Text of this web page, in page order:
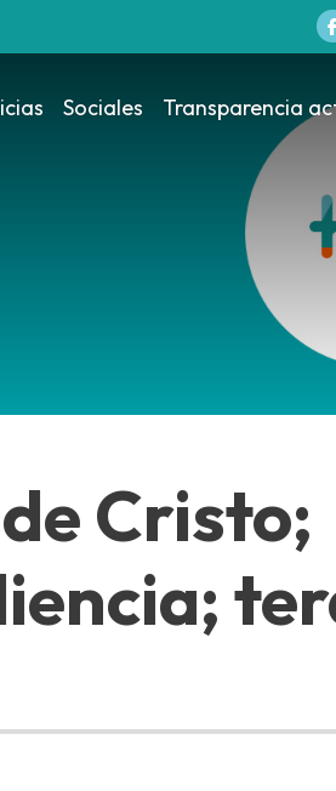
Sociales Transparencia
Cristo;